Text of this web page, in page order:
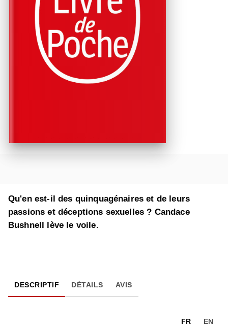
Qu'en est-il des quinquagénaires et de leurs
passions et déceptions sexuelles ? Candace
Bushnell lève le voile.
DESCRIPTIF DÉTAILS AVIS
FR EN